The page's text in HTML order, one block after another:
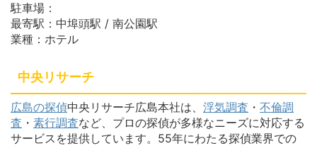
駐車場：
最寄駅：中埠頭駅 / 南公園駅
業種：ホテル
中央リサーチ
広島の探偵中央リサーチ広島本社は、 浮気調査 ・ 不倫調
査 ・ 素行調査など、プロの探偵が多様なニーズに対応する
サービスを提供しています。55年にわたる探偵業界での